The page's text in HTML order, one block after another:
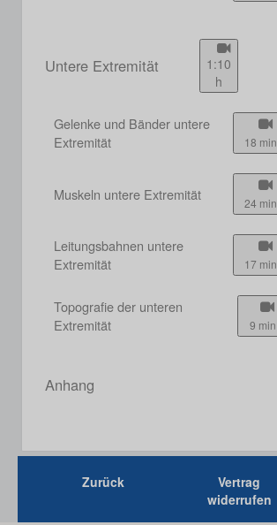
Untere Extremität
1:10
h
Gelenke und Bänder untere
Extremität
18 min
Muskeln untere Extremität 24 min
Leitungsbahnen untere
Extremität
17 min
Topografie der unteren
Extremität
9 min
Anhang
Zurück
Vertrag
widerrufen